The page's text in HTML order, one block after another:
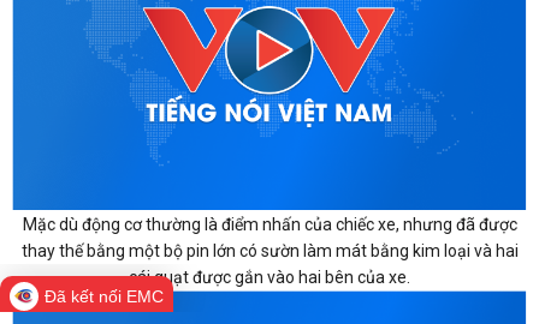
Mặc dù động cơ thường là điểm nhấn của chiếc xe, nhưng đã được
thay thế bằng một bộ pin lớn có sườn làm mát bằng kim loại và hai
cái quạt được gắn vào hai bên của xe.
Đã kết nối EMC